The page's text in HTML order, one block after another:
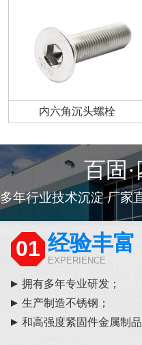
内六角沉头螺栓
百固
01 经验丰富
EXPERIENCE
拥有多年专业研发；
生产制造不锈钢；
和高强度紧固件金属制品